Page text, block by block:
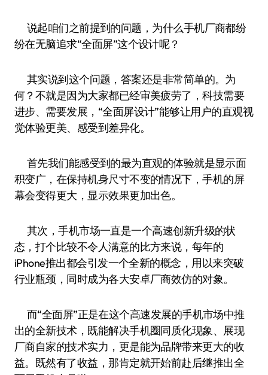
说起咱们之前提到的问题，为什么手机厂商都纷
纷在无脑追求“全面屏”这个设计呢？
其实说到这个问题，答案还是非常简单的。为
何？不就是因为大家都已经审美疲劳了，科技需要
进步、需要发展，“全面屏设计”能够让用户的直观视
觉体验更美、感受到差异化。
首先我们能感受到的最为直观的体验就是显示面
积变广，在保持机身尺寸不变的情况下，手机的屏
幕会变得更大，显示效果更加出色。
其次，手机市场一直是一个高速创新升级的状
态，打个比较不令人满意的比方来说，每年的
iPhone推出都会引发一个全新的概念，用以来突破
行业瓶颈，同时成为各大安卓厂商效仿的对象。
而“全面屏”正是在这个高速发展的手机市场中推
出的全新技术，既能解决手机圈同质化现象、展现
厂商自家的技术实力，更是能为品牌带来更大的收
益。既然有了收益，那肯定就开始前赴后继推出全